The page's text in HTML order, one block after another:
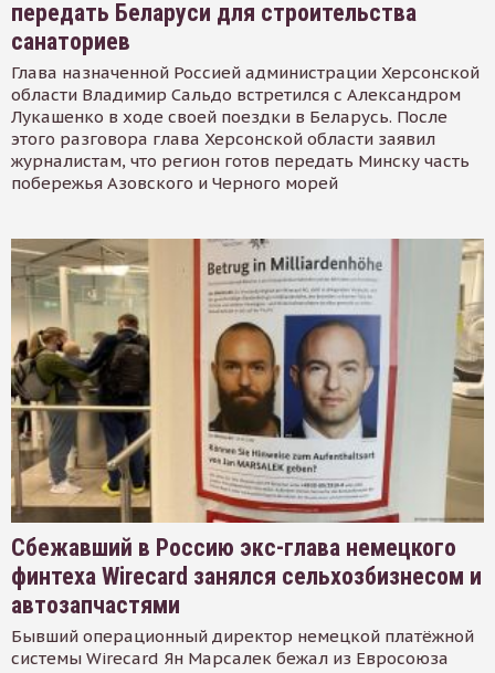
передать Беларуси для строительства
санаториев
Глава назначенной Россией администрации Херсонской
области Владимир Сальдо встретился с Александром
Лукашенко в ходе своей поездки в Беларусь. После
этого разговора глава Херсонской области заявил
журналистам, что регион готов передать Минску часть
побережья Азовского и Черного морей
Сбежавший в Россию экс-глава немецкого
финтеха Wirecard занялся сельхозбизнесом и
автозапчастями
Бывший операционный директор немецкой платёжной
системы Wirecard Ян Марсалек бежал из Евросоюза